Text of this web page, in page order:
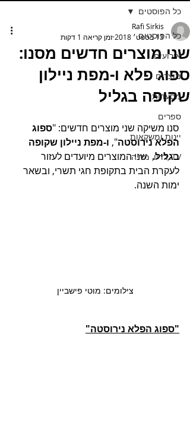
כל הפוסטים
אירועים
מוצרים
מסעדות
ספרים
יינות ומשקאות
TV ,רדיו, מדיה
כל הפוסטים
שני מוצרים חדשים מסנו:
ספוג פלא ו-מפת ניילון
שקופה בגליל
Rafi Sirkis
13 בספט׳ 2018
זמן קריאה 1 דקות
סנו משיקה שני מוצרים חדשים: "ספוג
הפלא נירוסטה", ו-מפת ניילון שקופה
בגליל. שני המוצרים מיועדים לעזור
לעקרת הבית בתקופת חגי תשרי, ובשאר
ימות השנה.
צילומים: מוטי פישביין
"ספוג הפלא נירוסטה"